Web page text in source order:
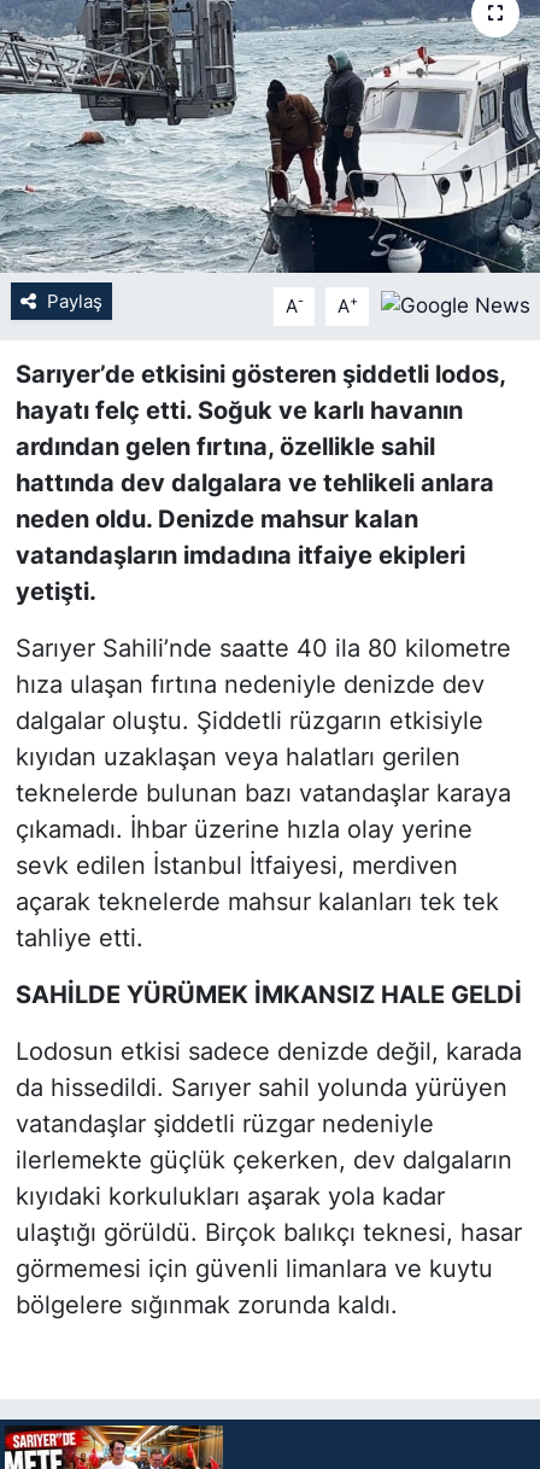
Paylaş A- A+
Sarıyer’de etkisini gösteren şiddetli lodos,
hayatı felç etti. Soğuk ve karlı havanın
ardından gelen fırtına, özellikle sahil
hattında dev dalgalara ve tehlikeli anlara
neden oldu. Denizde mahsur kalan
vatandaşların imdadına itfaiye ekipleri
yetişti.
Sarıyer Sahili’nde saatte 40 ila 80 kilometre
hıza ulaşan fırtına nedeniyle denizde dev
dalgalar oluştu. Şiddetli rüzgarın etkisiyle
kıyıdan uzaklaşan veya halatları gerilen
teknelerde bulunan bazı vatandaşlar karaya
çıkamadı. İhbar üzerine hızla olay yerine
sevk edilen İstanbul İtfaiyesi, merdiven
açarak teknelerde mahsur kalanları tek tek
tahliye etti.
SAHİLDE YÜRÜMEK İMKANSIZ HALE GELDİ
Lodosun etkisi sadece denizde değil, karada
da hissedildi. Sarıyer sahil yolunda yürüyen
vatandaşlar şiddetli rüzgar nedeniyle
ilerlemekte güçlük çekerken, dev dalgaların
kıyıdaki korkulukları aşarak yola kadar
ulaştığı görüldü. Birçok balıkçı teknesi, hasar
görmemesi için güvenli limanlara ve kuytu
bölgelere sığınmak zorunda kaldı.
KÜLTÜR SANAT
MAGAZİN
RÖPORTAJ
SAĞLIK
SARIYER HABERLERİ
SARIYER İMAR BARIŞI
SEKTÖR
SİYASET
SON DAKİKA HABERİ
SPOR
TÜRKİYE VE DÜNYA GÜNDEMİ
VİDEO GALERİ
YAŞAM